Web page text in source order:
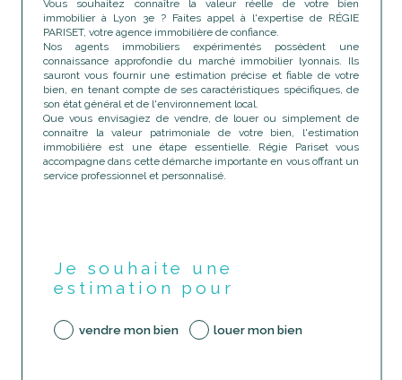
Vous souhaitez connaître la valeur réelle de votre bien
immobilier à Lyon 3e ? Faites appel à l'expertise de RÉGIE
PARISET, votre agence immobilière de confiance.
Nos agents immobiliers expérimentés possèdent une
connaissance approfondie du marché immobilier lyonnais. Ils
sauront vous fournir une estimation précise et fiable de votre
bien, en tenant compte de ses caractéristiques spécifiques, de
son état général et de l'environnement local.
Que vous envisagiez de vendre, de louer ou simplement de
connaître la valeur patrimoniale de votre bien, l'estimation
immobilière est une étape essentielle. Régie Pariset vous
accompagne dans cette démarche importante en vous offrant un
service professionnel et personnalisé.
Je souhaite une
estimation pour
vendre mon bien louer mon bien